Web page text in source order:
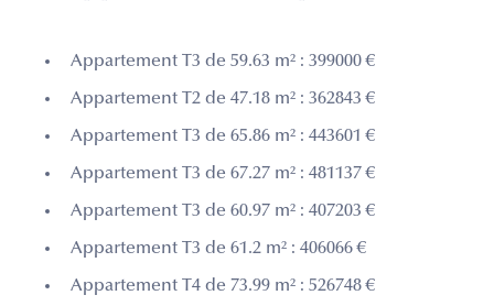
Appartement T3 de 59.63 m² : 399000 €
Appartement T2 de 47.18 m² : 362843 €
Appartement T3 de 65.86 m² : 443601 €
Appartement T3 de 67.27 m² : 481137 €
Appartement T3 de 60.97 m² : 407203 €
Appartement T3 de 61.2 m² : 406066 €
Appartement T4 de 73.99 m² : 526748 €